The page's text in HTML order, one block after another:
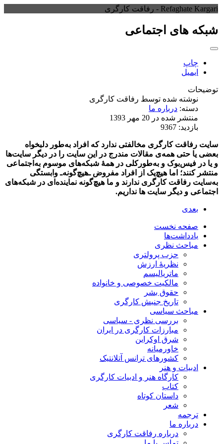
Refaghate Kargari - رفاقت کارگری
شبکه های اجتماعی
چاپ
ایمیل
توضیحات
نوشته شده توسط رفاقت کارگری
دسته: درباره ما
منتشر شده در 20 مهر 1393
بازدید: 9367
سایت رفاقت کارگری مخالفتی ندارد که افراد به‌طور دلبخواه
بعضی یا حتی همه‌ی مقالات مندرج در این سایت را در دیگر سایت‌ها
و یا در فیس‌بوک و به‌طورکلی در همۀ شبکه‌های موسوم به‌اجتماعی
منتشر کنند؛ اما هیچ‌یک از افراد مفروض ـ‌هیچ‌گونه‌ـ وابستگی
به‌سایت رفاقت کارگری ندارند و ما هیچ‌گونه نماینده‌ای در شبکه‌های
اجتماعی و دیگر سایت ها نداریم.
بعدی
صفحه نخست
یادداشت‌ها
مباحث نظری
حزب پرولتری
نظریۀ ارزش
ماتریالیسم
مالکیت خصوصی و خانواده
حقوق بشر
تاریخ جنبش کارگری
مباحث سیاسی
بررسی نظری - سیاسی
مبارزات کارگری در ایران
شرق اوکراین
خاورمیانه
کشورهای ترانس آتلانتیک
ادبیات و هنر
کارگاه هنر و ادبیات کارگری
کتاب
داستان کوتاه
شعر
ترجمه
درباره ما
درباره رفاقت کارگری